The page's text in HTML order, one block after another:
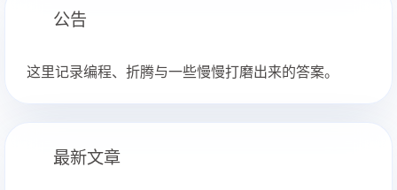
公告
这里记录编程、折腾与一些慢慢打磨出来的答案。
最新文章